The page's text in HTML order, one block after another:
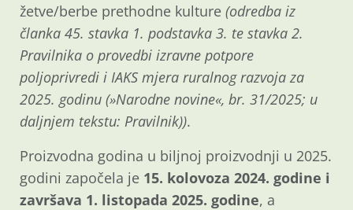
žetve/berbe prethodne kulture (odredba iz
članka 45. stavka 1. podstavka 3. te stavka 2.
Pravilnika o provedbi izravne potpore
poljoprivredi i IAKS mjera ruralnog razvoja za
2025. godinu (»Narodne novine«, br. 31/2025; u
daljnjem tekstu: Pravilnik)).
Proizvodna godina u biljnoj proizvodnji u 2025.
godini započela je 15. kolovoza 2024. godine i
završava 1. listopada 2025. godine, a